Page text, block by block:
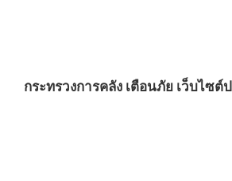
กระทรวงการคลัง เตือนภัย เว็บไซต์